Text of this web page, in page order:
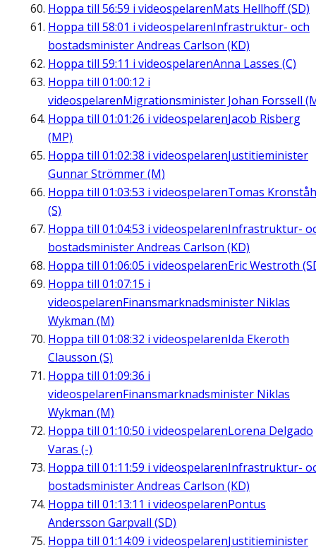
Hoppa till 56:59 i videospelarenMats Hellhoff (SD)
Hoppa till 58:01 i videospelarenInfrastruktur- och
bostadsminister Andreas Carlson (KD)
Hoppa till 59:11 i videospelarenAnna Lasses (C)
Hoppa till 01:00:12 i
videospelarenMigrationsminister Johan Forssell
Hoppa till 01:01:26 i videospelarenJacob Risberg
(MP)
Hoppa till 01:02:38 i videospelarenJustitieminister
Gunnar Strömmer (M)
Hoppa till 01:03:53 i videospelarenTomas
(S)
Hoppa till 01:04:53 i videospelarenInfrastruktur-
bostadsminister Andreas Carlson (KD)
Hoppa till 01:06:05 i videospelarenEric Westroth
Hoppa till 01:07:15 i
videospelarenFinansmarknadsminister Niklas
Wykman (M)
Hoppa till 01:08:32 i videospelarenIda Ekeroth
Clausson (S)
Hoppa till 01:09:36 i
videospelarenFinansmarknadsminister Niklas
Wykman (M)
Hoppa till 01:10:50 i videospelarenLorena Delgado
Varas (-)
Hoppa till 01:11:59 i videospelarenInfrastruktur-
bostadsminister Andreas Carlson (KD)
Hoppa till 01:13:11 i videospelarenPontus
Andersson Garpvall (SD)
Hoppa till 01:14:09 i videospelarenJustitieminister